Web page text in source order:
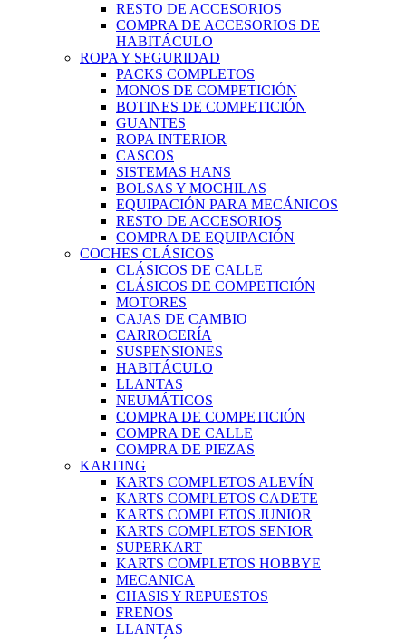
RESTO DE ACCESORIOS
COMPRA DE ACCESORIOS DE
HABITÁCULO
ROPA Y SEGURIDAD
PACKS COMPLETOS
MONOS DE COMPETICIÓN
BOTINES DE COMPETICIÓN
GUANTES
ROPA INTERIOR
CASCOS
SISTEMAS HANS
BOLSAS Y MOCHILAS
EQUIPACIÓN PARA MECÁNICOS
RESTO DE ACCESORIOS
COMPRA DE EQUIPACIÓN
COCHES CLÁSICOS
CLÁSICOS DE CALLE
CLÁSICOS DE COMPETICIÓN
MOTORES
CAJAS DE CAMBIO
CARROCERÍA
SUSPENSIONES
HABITÁCULO
LLANTAS
NEUMÁTICOS
COMPRA DE COMPETICIÓN
COMPRA DE CALLE
COMPRA DE PIEZAS
KARTING
KARTS COMPLETOS ALEVÍN
KARTS COMPLETOS CADETE
KARTS COMPLETOS JUNIOR
KARTS COMPLETOS SENIOR
SUPERKART
KARTS COMPLETOS HOBBYE
MECANICA
CHASIS Y REPUESTOS
FRENOS
LLANTAS